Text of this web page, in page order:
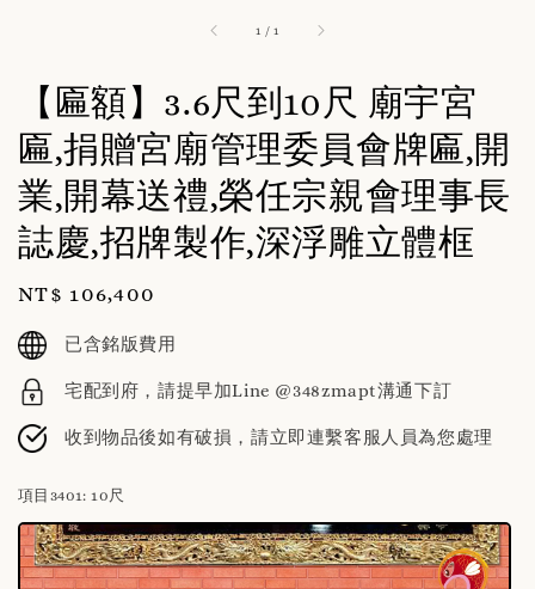
1 /1
【匾額】3.6尺到10尺 廟宇宮
匾,捐贈宮廟管理委員會牌匾,開
業,開幕送禮,榮任宗親會理事長
誌慶,招牌製作,深浮雕立體框
Regular
price
NT$ 106,400
已含銘版費用
宅配到府，請提早加Line @348zmapt溝通下訂
收到物品後如有破損，請立即連繫客服人員為您處理
項目3401: 10尺